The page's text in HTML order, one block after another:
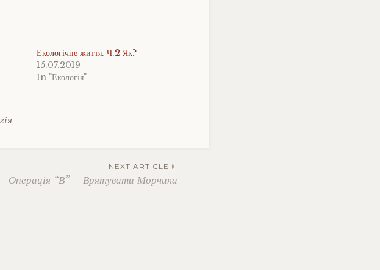
Екологічне життя. Ч.2 Як?
15.07.2019
In "Екологія"
ecology,
Екологія
Львів
NEXT ARTICLE
Операція “В” – Врятувати Морчика